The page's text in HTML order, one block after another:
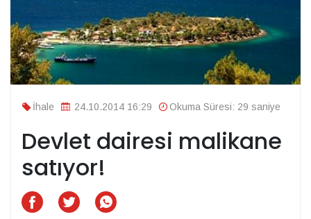
İhale 24.10.2014 16:29 Okuma Süresi: 29 saniye
Devlet dairesi malikane
satıyor!